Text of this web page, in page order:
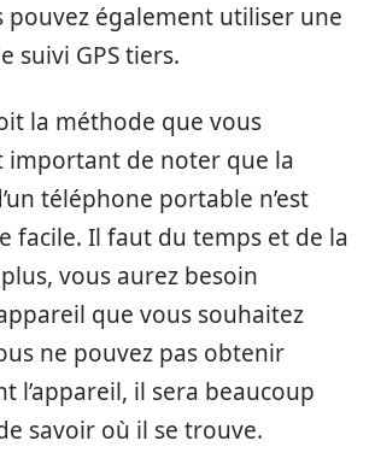
pouvez également utiliser une
suivi GPS tiers.
la méthode que vous
important de noter que la
téléphone portable n’est
facile. Il faut du temps et de la
vous aurez besoin
que vous souhaitez
ne pouvez pas obtenir
l’appareil, il sera beaucoup
savoir où il se trouve.